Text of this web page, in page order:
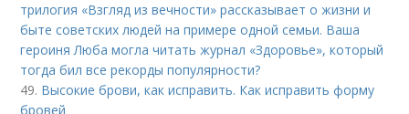
трилогия «Взгляд из вечности» рассказывает о жизни и
быте советских людей на примере одной семьи. Ваша
героиня Люба могла читать журнал «Здоровье», который
тогда бил все рекорды популярности?
49. Высокие брови, как исправить. Как исправить форму
бровей